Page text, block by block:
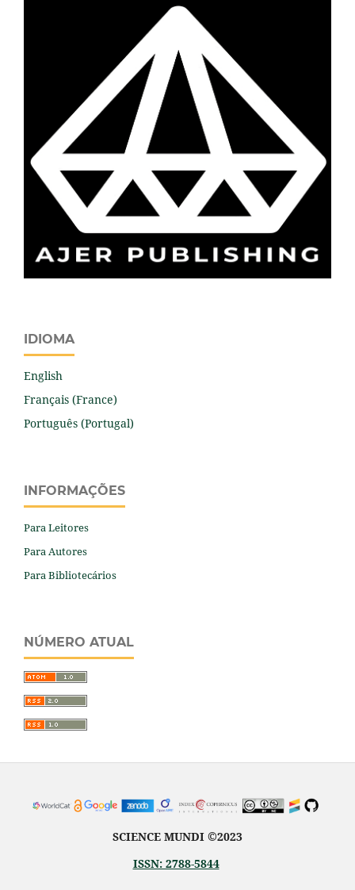
IDIOMA
English
Français (France)
Português (Portugal)
INFORMAÇÕES
Para Leitores
Para Autores
Para Bibliotecários
NÚMERO ATUAL
SCIENCE MUNDI ©2023
ISSN: 2788-5844